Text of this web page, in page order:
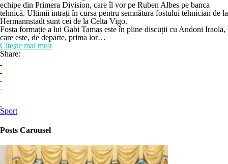
echipe din Primera Division, care îl vor pe Ruben Albes pe banca
tehnică. Ultimii intrați în cursa pentru semnătura fostului tehnician de la
Hermannstadt sunt cei de la Celta Vigo.
Fosta formație a lui Gabi Tamaș este în pline discuții cu Andoni Iraola,
care este, de departe, prima lor…
Citeşte mai mult
Share:
Sport
Posts Carousel